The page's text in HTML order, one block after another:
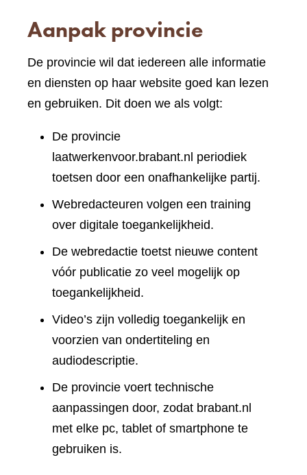
Aanpak provincie
De provincie wil dat iedereen alle informatie
en diensten op haar website goed kan lezen
en gebruiken. Dit doen we als volgt:
De provincie
laatwerkenvoor.brabant.nl periodiek
toetsen door een onafhankelijke partij.
Webredacteuren volgen een training
over digitale toegankelijkheid.
De webredactie toetst nieuwe content
vóór publicatie zo veel mogelijk op
toegankelijkheid.
Video’s zijn volledig toegankelijk en
voorzien van ondertiteling en
audiodescriptie.
De provincie voert technische
aanpassingen door, zodat brabant.nl
met elke pc, tablet of smartphone te
gebruiken is.